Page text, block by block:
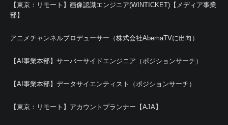
【東京：リモート】画像認識エンジニア(WINTICKET)【メディア事業
部】
アニメチャンネルプロデューサー（株式会社AbemaTVに出向）
【AI事業本部】サーバーサイドエンジニア（ポジションサーチ）
【AI事業本部】データサイエンティスト（ポジションサーチ）
【東京：リモート】アカウントプランナー【AJA】